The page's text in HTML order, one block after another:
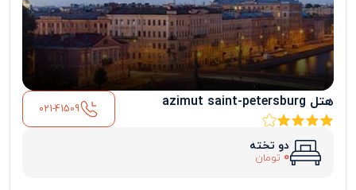
هتل azimut saint-petersburg 021-41509
دو تخته
0 تومان